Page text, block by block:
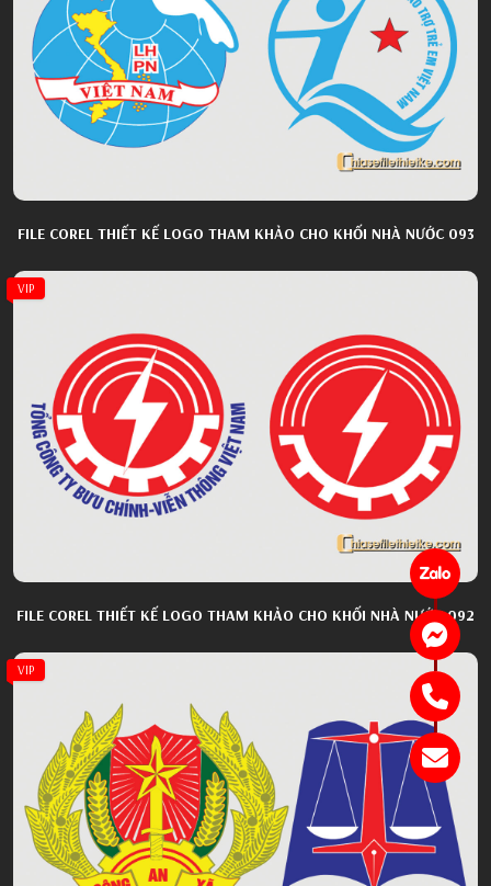
FILE COREL THIẾT KẾ LOGO THAM KHẢO CHO KHỐI NHÀ NƯỚC 093
VIP
FILE COREL THIẾT KẾ LOGO THAM KHẢO CHO KHỐI NHÀ NƯỚC 092
VIP